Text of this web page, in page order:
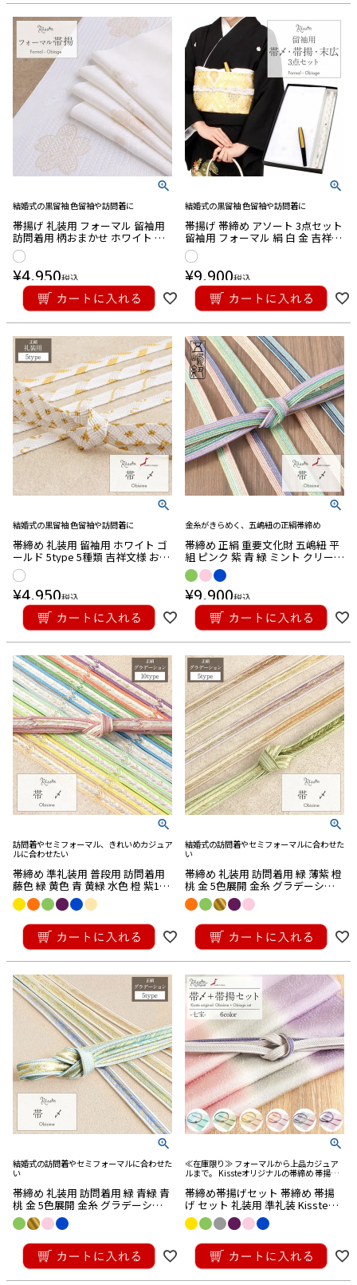
結婚式の黒留袖 色留袖や訪問着に
帯揚げ 礼装用 フォーマル 留袖用
訪問着用 柄おまかせ ホワイト ゴ
ールド 吉祥文様 白 金 シルク 絹 正
絹 メール便対応可
¥4,950税込
結婚式の黒留袖 色留袖や訪問着に
帯揚げ 帯締め アソート 3点セット
留袖用 フォーマル 絹 白 金 吉祥紋
日本製 刺繍 箱入り 末広 黒留袖 色
留袖 訪問着 礼装用 フォーマル
¥9,900税込
結婚式の黒留袖 色留袖や訪問着に
帯締め 礼装用 留袖用 ホワイト ゴ
ールド 5type 5種類 吉祥文様 おび
じめ 帯〆 白 金 シルク 絹 正絹 日
本製 メール便対応可
¥4,950税込
金糸がきらめく、五嶋紐の正絹帯締め
帯締め 正絹 重要文化財 五嶋紐 平
組 ピンク 紫 青 緑 ミント クリーム
金糸 6色展開 日本製 メール便対応
可
¥9,900税込
訪問着やセミフォーマル、きれいめカジュア
ルに合わせたい
帯締め 準礼装用 普段用 訪問着用
藤色 緑 黄色 青 黄緑 水色 橙 紫10
色展開 金糸 杉綾 絹 メール便対応
可 訪問着 メール便対応可
19,800税込
結婚式の訪問着やセミフォーマルに合わせた
い
帯締め 礼装用 訪問着用 緑 薄紫 橙
桃 金 5色展開 金糸 グラデーショ
ン 絹 メール便対応可 訪問着 メー
ル便対応可
19,800税込
結婚式の訪問着やセミフォーマルに合わせた
い
帯締め 礼装用 訪問着用 緑 青緑 青
桃 金 5色展開 金糸 グラデーショ
ン 絹 メール便対応可 訪問着 メー
ル便対応可
19,800税込
≪在庫限り≫ フォーマルから上品カジュア
ルまで。 Kissteオリジナルの帯締め 帯揚げ
ト。こだわりの帯締めと帯揚げで、上品な着
物姿に。
帯締め帯揚げセット 帯締め 帯揚
げ セット 礼装用 準礼装 Kissteオ
リジナル 水色 青 若菜 薄黄 珊瑚 灰
桜 灰 薄紫 藤灰 黄緑 シルク 正絹
日本製 メール便対応 訪問着 礼装
用 フォーマル 色無地 付け下げ 結
婚式 お宮参り 七五三 丹後ちりめ
19,360税込